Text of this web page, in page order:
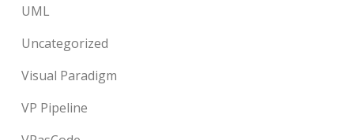
UML
Uncategorized
Visual Paradigm
VP Pipeline